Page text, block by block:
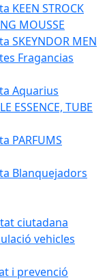
KEEN STROCK
MOUSSE
SKEYNDOR MEN
Fragancias
Aquarius
ESSENCE, TUBE
PARFUMS
Blanquejadors
ciutadana
vehicles
i prevenció